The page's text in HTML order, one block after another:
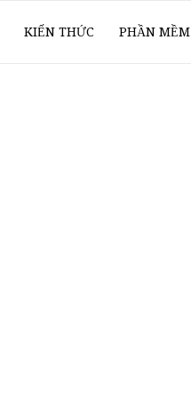
KIẾN THỨC PHẦN MỀM